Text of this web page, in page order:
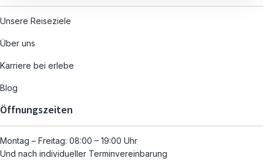
Unsere Reiseziele
Über uns
Karriere bei erlebe
Blog
Öffnungszeiten
Montag – Freitag: 08:00 – 19:00 Uhr
Und nach individueller Terminvereinbarung